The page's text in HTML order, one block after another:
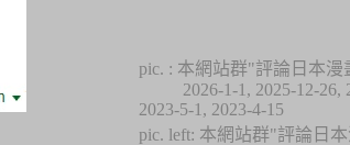
pic. : 本網站群"評論日本漫
2026-1-1, 2025-12-26,
2023-5-1, 2023-4-15
pic. left: 本網站群"評論日